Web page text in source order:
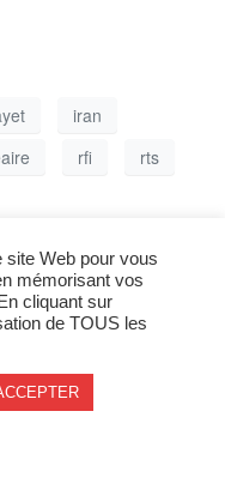
iran
rfi
rts
site Web pour vous
mémorisant vos
cliquant sur
de TOUS les